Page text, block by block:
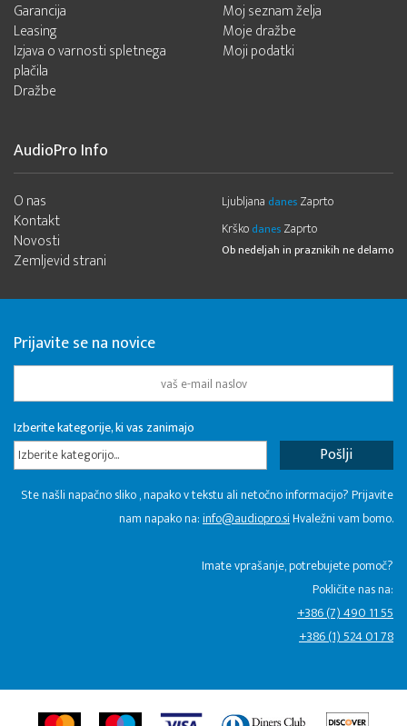
Garancija
Leasing
Izjava o varnosti spletnega
plačila
Dražbe
Moj seznam želja
Moje dražbe
Moji podatki
AudioPro Info
O nas
Kontakt
Novosti
Zemljevid strani
Ljubljana danes Zaprto
Krško danes Zaprto
Ob nedeljah in praznikih ne delamo
Prijavite se na novice
Izberite kategorije, ki vas zanimajo
Izberite kategorijo...
Ste našli napačno sliko , napako v tekstu ali netočno informacijo? Prijavite
nam napako na:info@audiopro.siHvaležni vam bomo.
Imate vprašanje, potrebujete pomoč?
Pokličite nas na:
+386 (7) 490 11 55
+386 (1) 524 01 78